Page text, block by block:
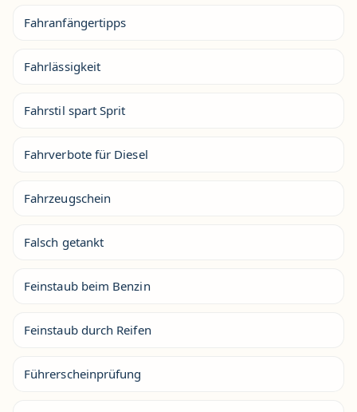
Fahranfängertipps
Fahrlässigkeit
Fahrstil spart Sprit
Fahrverbote für Diesel
Fahrzeugschein
Falsch getankt
Feinstaub beim Benzin
Feinstaub durch Reifen
Führerscheinprüfung